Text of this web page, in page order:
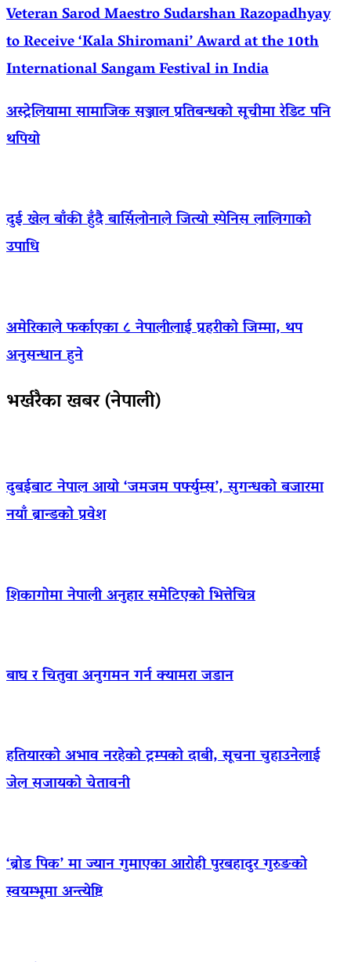
Veteran Sarod Maestro Sudarshan Razopadhyay
to Receive ‘Kala Shiromani’ Award at the 10th
International Sangam Festival in India
अस्ट्रेलियामा सामाजिक सञ्जाल प्रतिबन्धको सूचीमा रेडिट पनि
थपियो
दुई खेल बाँकी हुँदै बार्सिलोनाले जित्यो स्पेनिस लालिगाको
उपाधि
अमेरिकाले फर्काएका ८ नेपालीलाई प्रहरीको जिम्मा, थप
अनुसन्धान हुने
भर्खरैका खबर (नेपाली)
दुबईबाट नेपाल आयो ‘जमजम पर्फ्युम्स’, सुगन्धको बजारमा
नयाँ ब्रान्डको प्रवेश
शिकागोमा नेपाली अनुहार समेटिएको भित्तेचित्र
बाघ र चितुवा अनुगमन गर्न क्यामरा जडान
हतियारको अभाव नरहेको ट्रम्पको दाबी, सूचना चुहाउनेलाई
जेल सजायको चेतावनी
‘ब्रोड पिक’ मा ज्यान गुमाएका आराेही पुरबहादुर गुरुङको
स्वयम्भूमा अन्त्येष्टि